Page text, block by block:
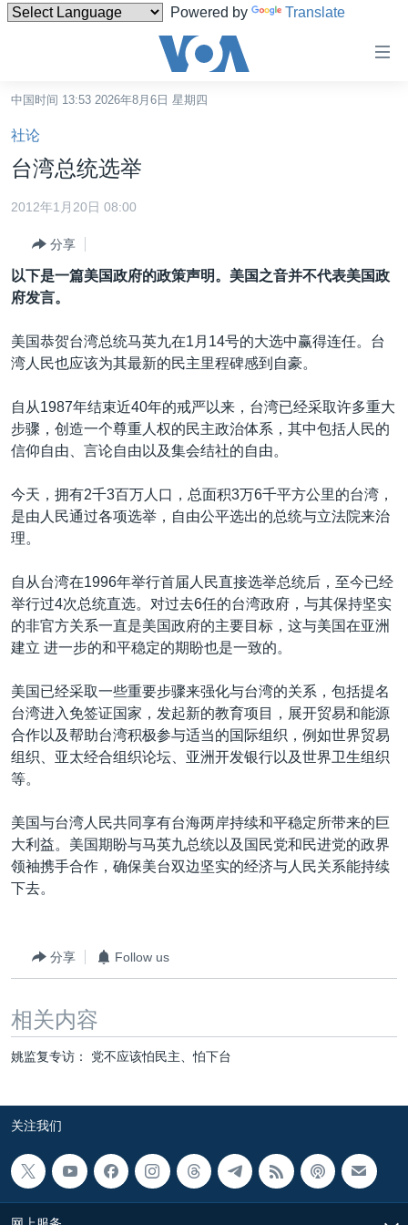
Powered by Translate
碍
链
接
转
容
跳
到
导
到
港澳
国际
印太
欧洲
非洲
全球议题
经济·金融·贸易
科教·文娱·体健
军事
环境
美中关系
白宫要闻
国会报道
美国建国250周年
埃博拉疫情
美国之音专访
重要讲话与声明
台海两岸关系
关注西藏
关注新疆
VOA视频
VOA今日焦点
关注我们
其他语言网站
中国时间 13:53 2026年8月6日 星期四
社论
台湾总统选举
2012年1月20日 08:00
分享
以下是一篇美国政府的政策声明。美国之音并不代表美国政
府发言。
美国恭贺台湾总统马英九在1月14号的大选中赢得连任。台
湾人民也应该为其最新的民主里程碑感到自豪。
自从1987年结束近40年的戒严以来，台湾已经采取许多重大
步骤，创造一个尊重人权的民主政治体系，其中包括人民的
信仰自由、言论自由以及集会结社的自由。
今天，拥有2千3百万人口，总面积3万6千平方公里的台湾，
是由人民通过各项选举，自由公平选出的总统与立法院来治
理。
自从台湾在1996年举行首届人民直接选举总统后，至今已经
举行过4次总统直选。对过去6任的台湾政府，与其保持坚实
的非官方关系一直是美国政府的主要目标，这与美国在亚洲
建立 进一步的和平稳定的期盼也是一致的。
美国已经采取一些重要步骤来强化与台湾的关系，包括提名
台湾进入免签证国家，发起新的教育项目，展开贸易和能源
合作以及帮助台湾积极参与适当的国际组织，例如世界贸易
组织、亚太经合组织论坛、亚洲开发银行以及世界卫生组织
等。
美国与台湾人民共同享有台海两岸持续和平稳定所带来的巨
大利益。美国期盼与马英九总统以及国民党和民进党的政界
领袖携手合作，确保美台双边坚实的经济与人民关系能持续
下去。
分享 Follow us
相关内容
姚监复专访： 党不应该怕民主、怕下台
关注我们